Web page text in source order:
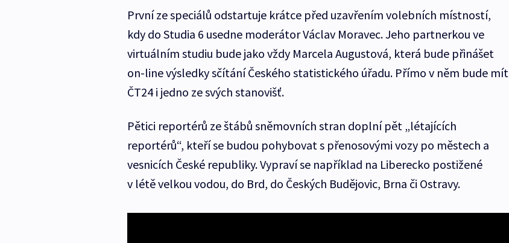
První ze speciálů odstartuje krátce před uzavřením volebních místností,
kdy do Studia 6 usedne moderátor Václav Moravec. Jeho partnerkou ve
virtuálním studiu bude jako vždy Marcela Augustová, která bude přinášet
on-line výsledky sčítání Českého statistického úřadu. Přímo v něm bude mít
ČT24 i jedno ze svých stanovišť.
Pětici reportérů ze štábů sněmovních stran doplní pět „létajících
reportérů“, kteří se budou pohybovat s přenosovými vozy po městech a
vesnicích České republiky. Vypraví se například na Liberecko postižené
v létě velkou vodou, do Brd, do Českých Budějovic, Brna či Ostravy.